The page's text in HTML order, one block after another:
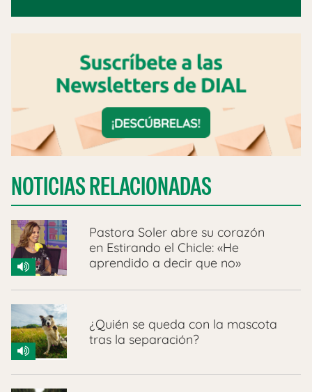
NOTICIAS RELACIONADAS
Pastora Soler abre su corazón
en Estirando el Chicle: «He
aprendido a decir que no»
¿Quién se queda con la mascota
tras la separación?